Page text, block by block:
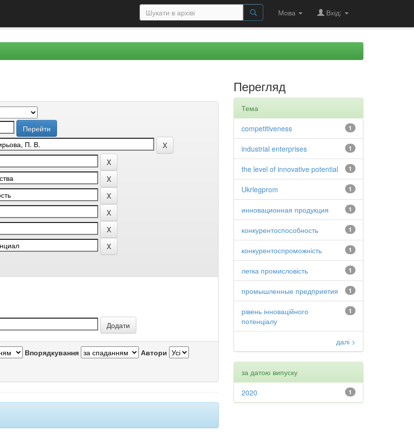
Мова Вхід:
Впорядкування Автори
Перегляд
Тема
1
competitiveness
1
industrial enterprises
1
the level of innovative potential
1
Ukrlegprom
1
инновационная продукция
1
конкурентоспособность
1
конкурентоспроможність
1
легка промисловість
1
промышленные предприятия
1
рівень інноваційного
потенціалу
далі >
за датою випуску
1
2020